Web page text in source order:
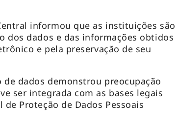
informou que as instituições são
dos dados e das informações obtidos
e pela preservação de seu
dados demonstrou preocupação
ser integrada com as bases legais
Proteção de Dados Pessoais